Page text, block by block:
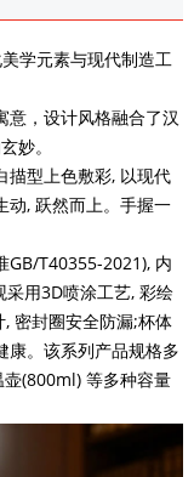
学元素与现代制造工
意，设计风格融合了汉
妙。
描型上色敷彩, 以现代
动, 跃然而上。手握一
GB/T40355-2021), 内
用3D喷涂工艺, 彩绘
密封圈安全防漏;杯体
康。该系列产品规格多
(800ml) 等多种容量